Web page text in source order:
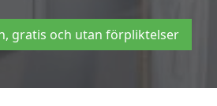
gratis och utan förpliktelser